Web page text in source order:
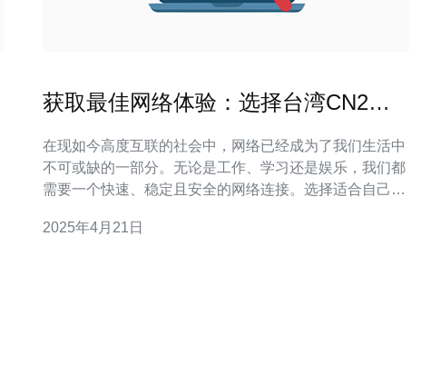
获取最佳网络体验：选择台湾CN2服
在现如今高度互联的社会中，网络已经成为了我们生活中
不可或缺的一部分。无论是工作、学习还是娱乐，我们都
需要一个快速、稳定且安全的网络连接。选择适合自己的
器是一个明智的选择。 什么是CN2服务器？ CN2服务器
2025年4月21日